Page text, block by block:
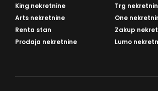
King nekretnine
Trg
Arts nekretnine
One
Renta stan
Zakup
Prodaja nekretnine
Lumo